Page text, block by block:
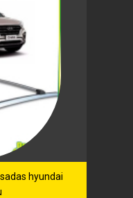
hyundai